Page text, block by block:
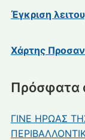
Έγκριση
Χάρτης
Πρόσφατα
ΓΙΝΕ ΗΡΩΑΣ